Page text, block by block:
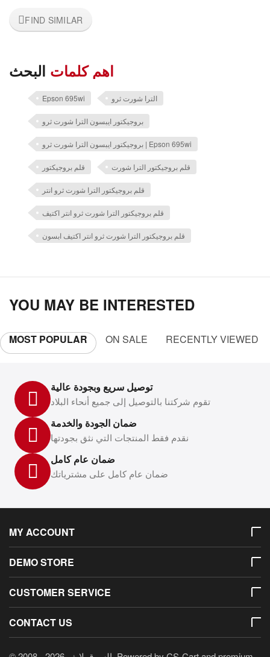
FIND SIMILAR
اهم كلمات البحث
Epson 695wi الترا شورت ثرو
بروجيكتور ايبسون الترا شورت ثرو
بروجيكتور ايبسون الترا شورت ثرو | Epson 695wi
قلم بروجيكتور قلم بروجيكتور الترا شورت
قلم بروجيكتور الترا شورت ثرو انتر
قلم بروجيكتور الترا شورت ثرو انتر اكتيف
قلم بروجيكتور الترا شورت ثرو انتر اكتيف ابسون
YOU MAY BE INTERESTED
MOST POPULAR ON SALE RECENTLY VIEWED
توصيل سريع وبجودة عالية
تقوم شركتنا بالتوصيل إلى جميع أنحاء البلاد
ضمان الجودة والخدمة
نقدم فقط المنتجات التي نثق بجودتها
ضمان عام كامل
ضمان عام كامل على مشترياتك
MY ACCOUNT
DEMO STORE
CUSTOMER SERVICE
CONTACT US